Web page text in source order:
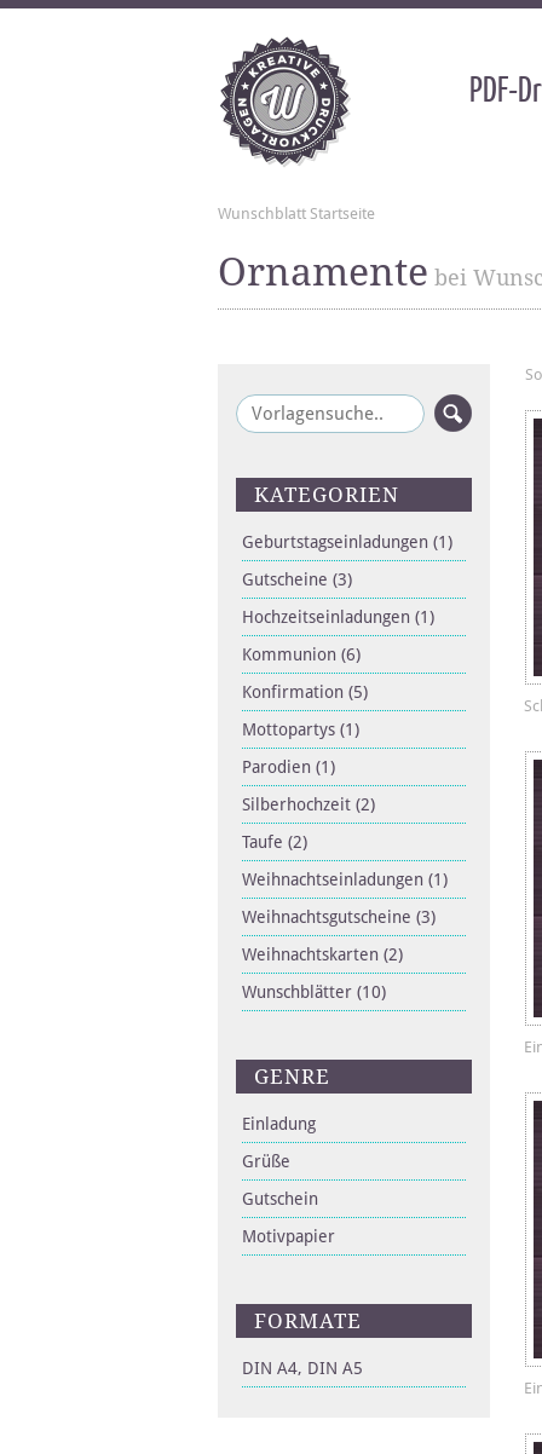
PDF-
Wunschblatt Startseite
Ornamente bei
KATEGORIEN
Geburtstagseinladungen (1)
Gutscheine (3)
Hochzeitseinladungen (1)
Kommunion (6)
Konfirmation (5)
Mottopartys (1)
Parodien (1)
Silberhochzeit (2)
Taufe (2)
Weihnachtseinladungen (1)
Weihnachtsgutscheine (3)
Weihnachtskarten (2)
Wunschblätter (10)
GENRE
Einladung
Grüße
Gutschein
Motivpapier
FORMATE
DIN A4, DIN A5